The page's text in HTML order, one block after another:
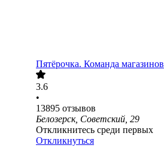
Пятёрочка. Команда магазинов
3.6
•
13895 отзывов
Белозерск, Советский, 29
Откликнитесь среди первых
Откликнуться